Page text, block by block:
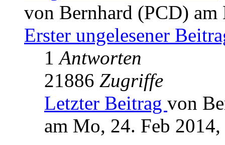
von Bernhard (PCD)
Erster ungelesener
1Antworten
21886 Zugriffe
Letzter Beitrag von
am Mo, 24. Feb